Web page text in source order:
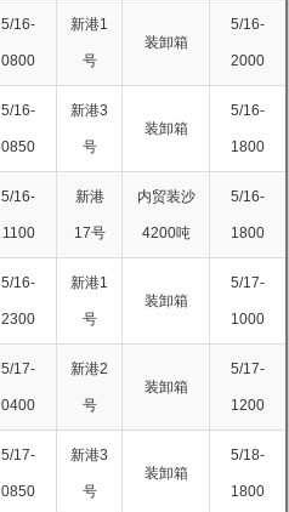
5/16-
0800
新港1
号
装卸箱
5/16-
2000
5/16-
0850
新港3
号
装卸箱
5/16-
1800
5/16-
1100
新港
17号
内贸装沙
4200吨
5/16-
1800
5/16-
2300
新港1
号
装卸箱
5/17-
1000
5/17-
0400
新港2
号
装卸箱
5/17-
1200
5/17-
0850
新港3
号
装卸箱
5/18-
1800